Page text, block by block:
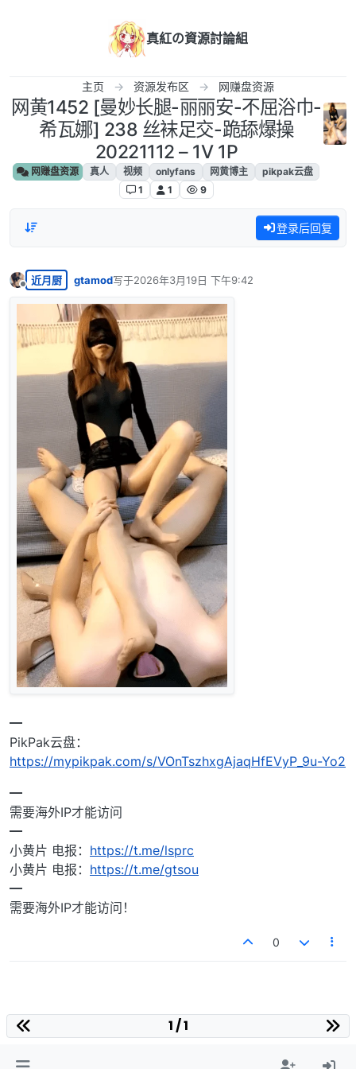
真紅の資源討論組
主页 资源发布区 网赚盘资源
网黄1452 [曼妙长腿-丽丽安-不屈浴巾-
希瓦娜] 238 丝袜足交-跪舔爆操
20221112 – 1V 1P
网赚盘资源 真人 视频 onlyfans 网黄博主
pikpak云盘
1
1 9
登录后回复
离线
近月厨 gtamod写于2026年3月19日 下午9:42
最后由 编辑
━
PikPak云盘：
https://mypikpak.com/s/VOnTszhxgAjaqHfEVyP_9u-Yo2
━
需要海外IP才能访问
━
小黄片 电报： https://t.me/lsprc
小黄片 电报： https://t.me/gtsou
━
需要海外IP才能访问！
0
1 / 1